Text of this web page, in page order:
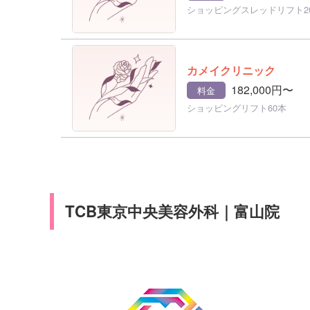
ショッピングスレッドリフト
カメイクリニック
料金 182,000円〜
ショッピングリフト60本
TCB東京中央美容外科｜富山院